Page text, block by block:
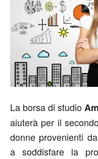
La borsa di studio
aiuterà per il
donne provenienti
a soddisfare la